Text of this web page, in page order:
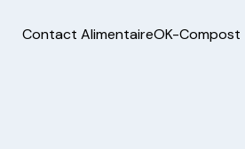
Contact AlimentaireOK-Compost